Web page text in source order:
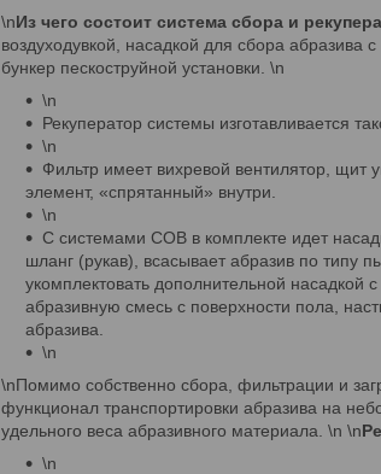
\nИз чего состоит система сбора и
воздуходувкой, насадкой для сбора
бункер пескоструйной установки. \n
\n
Рекуператор системы изготавливается
\n
Фильтр имеет вихревой вентилятор, щит
элемент, «спрятанный» внутри.
\n
С системами СОВ в комплекте идет
шланг (рукав), всасывает абразив по типу
укомплектовать дополнительной насадкой
абразивную смесь с поверхности пола,
абразива.
\n
\nПомимо собственно сбора, фильтрации и
функционал транспортировки абразива на
удельного веса абразивного материала. \n \n
\n